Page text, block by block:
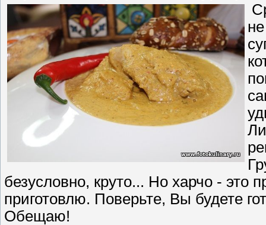
безусловно, круто... Но харчо - это
приготовлю. Поверьте, Вы будете
Обещаю!